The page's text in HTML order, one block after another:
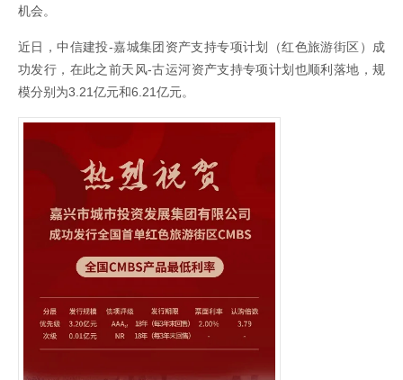
机会。
近日，中信建投-嘉城集团资产支持专项计划（红色旅游街区）成
功发行，在此之前天风-古运河资产支持专项计划也顺利落地，规
模分别为3.21亿元和6.21亿元。